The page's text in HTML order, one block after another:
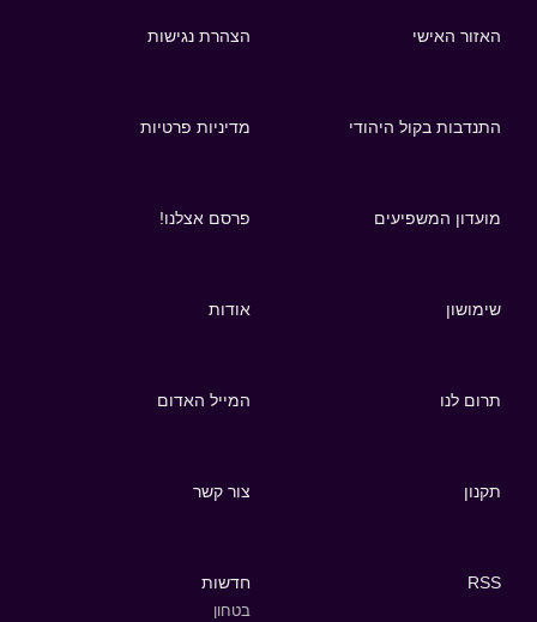
האזור האישי הצהרת נגישות
התנדבות בקול היהודי מדיניות פרטיות
מועדון המשפיעים פרסם אצלנו!
שימושון אודות
תרום לנו המייל האדום
תקנון צור קשר
RSS חדשות
בטחון